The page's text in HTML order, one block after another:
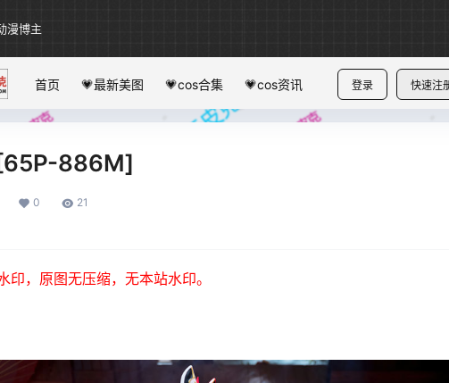
漫博主
登录 快速注
首页 💗最新美图 💗cos合集 💗cos资讯
886M]
0 21
印，原图无压缩，无本站水印。